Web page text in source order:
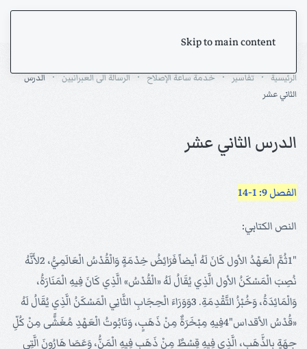
Skip to main content
الرئيسية تفاسير خدمة ساعة الإصلاح الرسالة الى العبرانيين
الدرس
الثاني عشر
الدرس الثاني عشر
الفصل 9: 1-14
النص الكتابي:
"1ثُمَّ الْعَهْدُ الأول كَانَ لَهُ أيضاً فَرَائِضُ خِدْمَةٍ وَالْقُدْسُ الْعَالَمِيُّ، 2لأَنَّهُ
نُصِبَ الْمَسْكَنُ الأول الَّذِي يُقَالُ لَهُ «الْقُدْسُ» الَّذِي كَانَ فِيهِ الْمَنَارَةُ،
وَالْمَائِدَةُ، وَخُبْزُ التَّقْدِمَةِ. 3وَوَرَاءَ الْحِجَابِ الثَّانِي الْمَسْكَنُ الَّذِي يُقَالُ لَهُ
«قُدْسُ الأقداس"4فِيهِ مِبْخَرَةٌ مِنْ ذَهَبٍ، وَتَابُوتُ الْعَهْدِ مُغَشًّى مِنْ كُلِّ
جِهَةٍ بِالذَّهَبِ، الَّذِي فِيهِ قِسْطٌ مِنْ ذَهَبٍ فِيهِ الْمَنُّ، وَعَصَا هَارُونَ الَّتِي